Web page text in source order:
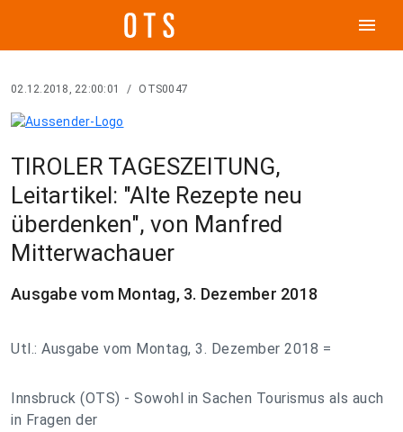
menu
02.12.2018, 22:00:01 / OTS0047
TIROLER TAGESZEITUNG,
Leitartikel: "Alte Rezepte neu
überdenken", von Manfred
Mitterwachauer
Ausgabe vom Montag, 3. Dezember 2018
Utl.: Ausgabe vom Montag, 3. Dezember 2018 =
Innsbruck (OTS) - Sowohl in Sachen Tourismus als auch
in Fragen der